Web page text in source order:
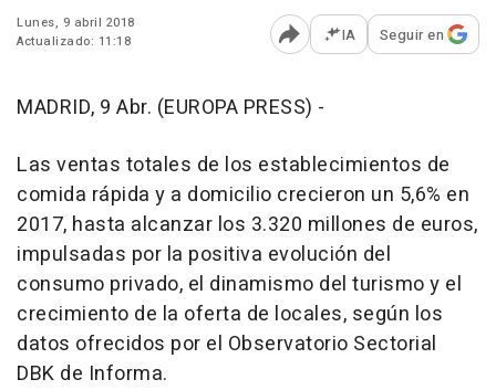
Lunes, 9 abril 2018
Actualizado: 11:18
Abrir opciones para
IA Seguir en
MADRID, 9 Abr. (EUROPA PRESS) -
Las ventas totales de los establecimientos de
comida rápida y a domicilio crecieron un 5,6% en
2017, hasta alcanzar los 3.320 millones de euros,
impulsadas por la positiva evolución del
consumo privado, el dinamismo del turismo y el
crecimiento de la oferta de locales, según los
datos ofrecidos por el Observatorio Sectorial
DBK de Informa.